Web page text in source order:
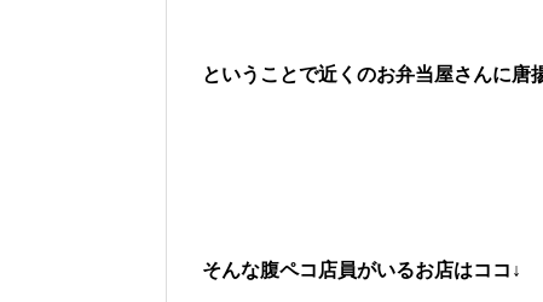
ということで近くのお弁当屋さんに唐
そんな腹ペコ店員がいるお店はココ↓